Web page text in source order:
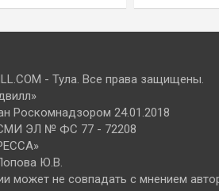
- Тула. Все права защищены.
Роскомнадзором 24.01.2018
СМИ ЭЛ № ФС 77 - 72208
Ю.В.
может не совпадать с мнением